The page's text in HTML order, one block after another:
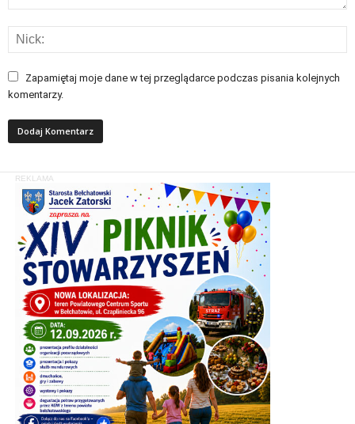
Zapamiętaj moje dane w tej przeglądarce podczas pisania kolejnych
komentarzy.
REKLAMA